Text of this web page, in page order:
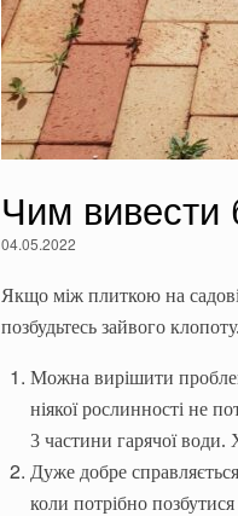
Чим вивести
04.05.2022
Якщо між плиткою на
позбудьтесь зайвого клопоту.
Можна вирішити
ніякої рослинності не
3 частини гарячої води.
Дуже добре
коли потрібно